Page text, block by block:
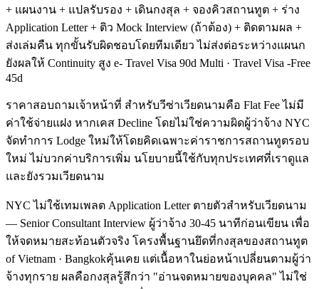
+ แผนงาน + แปลรับรอง + เดินกงสุล + จองคิวสถานทูต + ร่าง
Application Letter + ติว Mock Interview (ถ้าต้อง) + ติดตามผล +
ส่งเล่มคืน ทุกขั้นรับผิดชอบโดยทีมเดียว ไม่ส่งต่อระหว่างแผนก
ยังผลให้ Continuity สูง e- Travel Visa 90d Multi · Travel Visa -Free
45d
ราคาสอบถามเจ้าหน้าที่ สำหรับวีซ่าเวียดนามคือ Flat Fee ไม่มี
ค่าใช้จ่ายแฝง หากเคส Decline โดยไม่ใช่ความผิดผู้ว่าจ้าง NYC
จัดทำการ Lodge ใหม่ให้โดยคิดเฉพาะค่าราชการสถานทูตรอบ
ใหม่ ไม่บวกค่าบริการเพิ่ม นโยบายนี้ใช้กับทุกประเทศที่เราดูแล
และยังรวมเวียดนาม
NYC ไม่ใช้เทมเพลต Application Letter ตายตัวสำหรับเวียดนาม
— Senior Consultant Interview ผู้ว่าจ้าง 30-45 นาทีก่อนเขียน เพื่อ
ให้จดหมายสะท้อนตัวจริง โครงพื้นฐานยึดที่กงสุลของสถานทูต
of Vietnam · Bangkokคุ้นเคย แต่เนื้อหาในย่อหน้าเปลี่ยนตามผู้ว่า
จ้างทุกราย ผลคือกงสุลรู้สึกว่า "อ่านจดหมายของบุคคล" ไม่ใช่